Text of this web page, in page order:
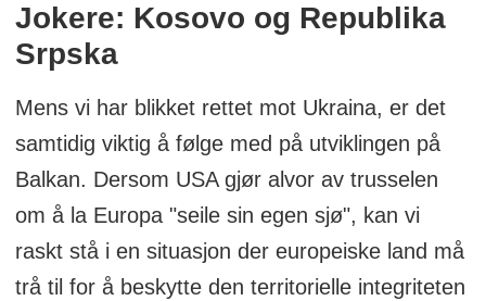
Jokere: Kosovo og Republika
Srpska
Mens vi har blikket rettet mot Ukraina, er det
samtidig viktig å følge med på utviklingen på
Balkan. Dersom USA gjør alvor av trusselen
om å la Europa "seile sin egen sjø", kan vi
raskt stå i en situasjon der europeiske land må
trå til for å beskytte den territorielle integriteten